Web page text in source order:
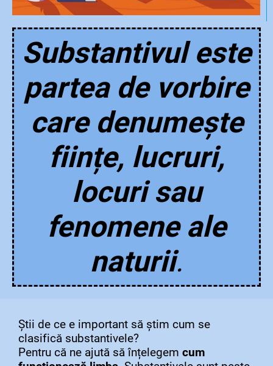
Substantivul este
partea de vorbire
care denumește
ființe, lucruri,
locuri sau
fenomene ale
naturii.
Știi de ce e important să știm cum se
clasifică substantivele?
Pentru că ne ajută să înțelegem cum